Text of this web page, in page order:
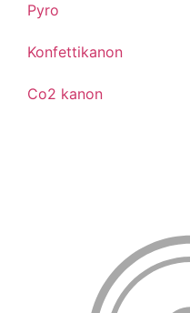
Pyro
Konfettikanon
Co2 kanon